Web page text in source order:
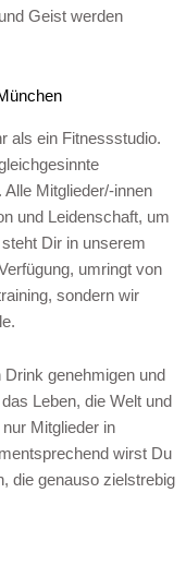
Geist werden
als ein Fitnessstudio.
Mitglieder/-innen
und Leidenschaft, um
Dir in unserem
umringt von
sondern wir
genehmigen und
Leben, die Welt und
Mitglieder in
wirst Du
die genauso zielstrebig